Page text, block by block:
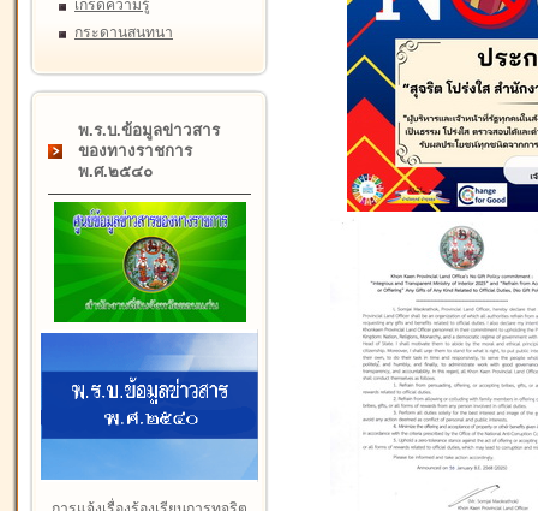
เกร็ดความรู้
กระดานสนทนา
พ.ร.บ.ข้อมูลข่าวสาร
ของทางราชการ
พ.ศ.๒๕๔๐